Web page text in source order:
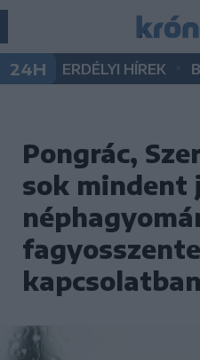
24H ERDÉLYI HÍREK
Pongrác,
sok mindent
kapcsolatban